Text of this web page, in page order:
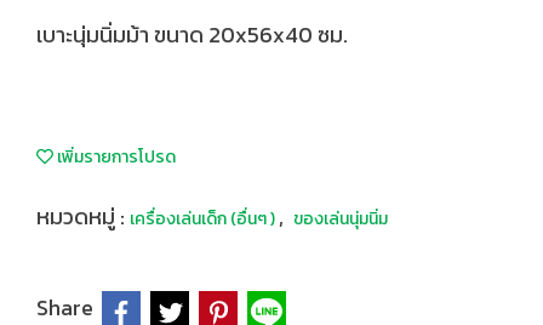
เบาะนุ่มนิ่มม้า ขนาด 20x56x40 ซม.
เพิ่มรายการโปรด
หมวดหมู่ : เครื่องเล่นเด็ก (อื่นๆ ), ของเล่นนุ่มนิ่ม
Share